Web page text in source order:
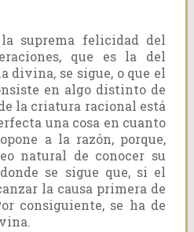
suprema felicidad del
que es la del
divina, se sigue, o que el
en algo distinto de
la criatura racional está
una cosa en cuanto
a la razón, porque,
natural de conocer su
se sigue que, si el
la causa primera de
consiguiente, se ha de